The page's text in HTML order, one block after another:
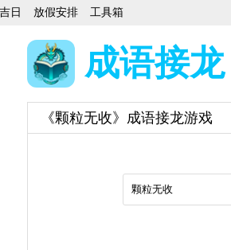
日 放假安排 工具箱
成语接龙
《颗粒无收》成语接龙游戏